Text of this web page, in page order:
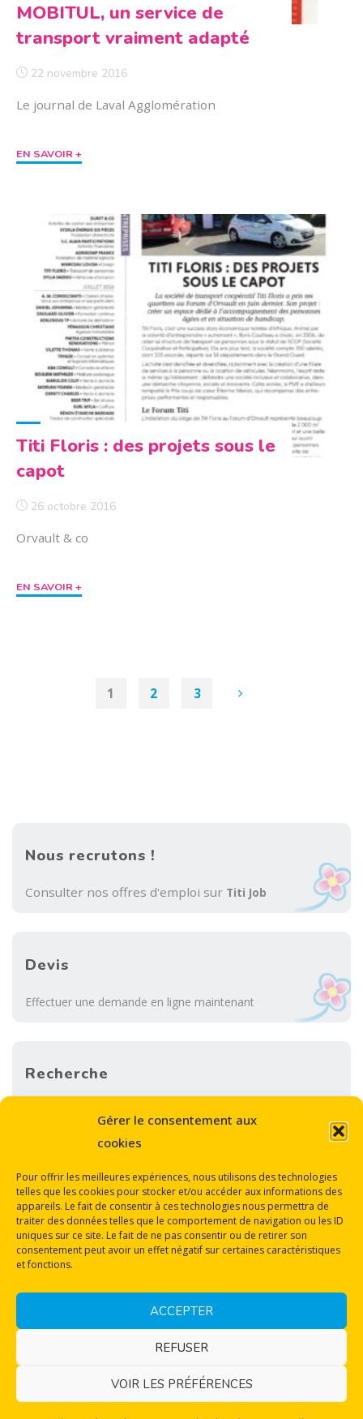
Gérer le consentement aux
cookies
Pour offrir les meilleures expériences, nous utilisons des technologies
telles que les cookies pour stocker et/ou accéder aux informations des
appareils. Le fait de consentir à ces technologies nous permettra de
traiter des données telles que le comportement de navigation ou les ID
uniques sur ce site. Le fait de ne pas consentir ou de retirer son
consentement peut avoir un effet négatif sur certaines caractéristiques
et fonctions.
ACCEPTER
REFUSER
VOIR LES PRÉFÉRENCES
MOBITUL, un service de
transport vraiment adapté
22 novembre 2016
Le journal de Laval Agglomération
EN SAVOIR +"MOBITUL,
de
transport
vraiment
adapté"
Titi Floris : des projets sous le
capot
26 octobre 2016
Orvault & co
EN SAVOIR +"Titi
1 2 3
Nous recrutons !
Consulter nos offres d'emploi sur Titi Job
Devis
Effectuer une demande en ligne maintenant
Recherche
for:
Protection des données personnelles
Politique de cookies (UE)
© Les Titis 2023
Back
to
Top